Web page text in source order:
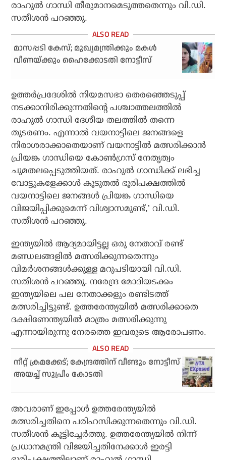
രാഹുല്‍ ഗാന്ധി തീരുമാനമെടുത്തതെന്നും വി.ഡി.
സതീശന്‍ പറഞ്ഞു.
മാസപ്പടി കേസ്; മുഖ്യമന്ത്രിക്കും മകള്‍
വീണയ്ക്കും ഹൈക്കോടതി നോട്ടീസ്
ഉത്തര്‍പ്രദേശില്‍ നിയമസഭാ തെരഞ്ഞെടുപ്പ്
നടക്കാനിരിക്കുന്നതിന്റെ പശ്ചാത്തലത്തില്‍
രാഹുല്‍ ഗാന്ധി ദേശീയ തലത്തില്‍ തന്നെ
തുടരണം. എന്നാല്‍ വയനാട്ടിലെ ജനങ്ങളെ
നിരാശരാക്കാതെയാണ് വയനാട്ടില്‍ മത്സരിക്കാന്‍
പ്രിയങ്ക ഗാന്ധിയെ കോണ്‍ഗ്രസ് നേതൃത്വം
ചുമതലപ്പെടുത്തിയത്. രാഹുല്‍ ഗാന്ധിക്ക് ലഭിച്ച
വോട്ടുകളേക്കാള്‍ കൂടുതല്‍ ഭൂരിപക്ഷത്തില്‍
വയനാട്ടിലെ ജനങ്ങള്‍ പ്രിയങ്ക ഗാന്ധിയെ
വിജയിപ്പിക്കുമെന്ന് വിശ്വാസമുണ്ട്,’ വി.ഡി.
സതീശന്‍ പറഞ്ഞു.
ഇന്ത്യയില്‍ ആദ്യമായിട്ടല്ല ഒരു നേതാവ് രണ്ട്
മണ്ഡലങ്ങളില്‍ മത്സരിക്കുന്നതെന്നും
വിമര്‍ശനങ്ങള്‍ക്കുള്ള മറുപടിയായി വി.ഡി.
സതീശന്‍ പറഞ്ഞു. നരേന്ദ്ര മോദിയടക്കം
ഇന്ത്യയിലെ പല നേതാക്കളും രണ്ടിടത്ത്
മത്സരിച്ചിട്ടുണ്ട്. ഉത്തരേന്ത്യയില്‍ മത്സരിക്കാതെ
ദക്ഷിണേന്ത്യയില്‍ മാത്രം മത്സരിക്കുന്നു
എന്നായിരുന്നു നേരത്തെ ഇവരുടെ ആരോപണം.
നീറ്റ് ക്രമക്കേട്; കേന്ദ്രത്തിന് വീണ്ടും നോട്ടീസ്
അയച്ച് സുപ്രീം കോടതി
അവരാണ് ഇപ്പോള്‍ ഉത്തരേന്ത്യയില്‍
മത്സരിച്ചതിനെ പരിഹസിക്കുന്നതെന്നും വി.ഡി.
സതീശന്‍ കൂട്ടിച്ചേര്‍ത്തു. ഉത്തരേന്ത്യയില്‍ നിന്ന്
പ്രധാനമന്ത്രി വിജയിച്ചതിനേക്കാള്‍ ഇരട്ടി